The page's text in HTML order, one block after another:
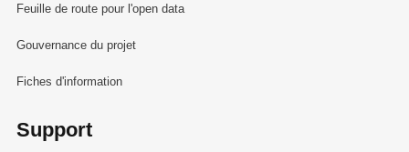
Feuille de route pour l'open data
Gouvernance du projet
Fiches d'information
Support